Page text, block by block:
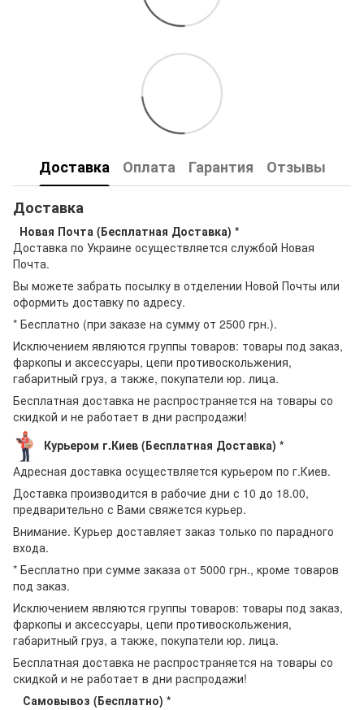
Доставка Оплата Гарантия
Отзывы
Доставка
Новая Почта (Бесплатная Доставка) *
Доставка по Украине осуществляется службой Новая
Почта.
Вы можете забрать посылку в отделении Новой Почты или
оформить доставку по адресу.
* Бесплатно (при заказе на сумму от 2500 грн.).
Исключением являются группы товаров: товары под заказ,
фаркопы и аксессуары, цепи противоскольжения,
габаритный груз, а также, покупатели юр. лица.
Бесплатная доставка не распространяется на товары со
скидкой и не работает в дни распродажи!
Курьером г.Киев (Бесплатная Доставка) *
Адресная доставка осуществляется курьером по г.Киев.
Доставка производится в рабочие дни с 10 до 18.00,
предварительно с Вами свяжется курьер.
Внимание. Курьер доставляет заказ только по парадного
входа.
* Бесплатно при сумме заказа от 5000 грн., кроме товаров
под заказ.
Исключением являются группы товаров: товары под заказ,
фаркопы и аксессуары, цепи противоскольжения,
габаритный груз, а также, покупатели юр. лица.
Бесплатная доставка не распространяется на товары со
скидкой и не работает в дни распродажи!
Самовывоз (Бесплатно) *